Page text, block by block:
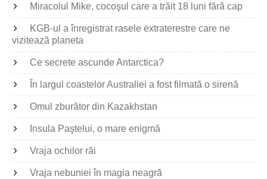
Miracolul Mike, cocoşul care a trăit 18 luni fără cap
KGB-ul a înregistrat rasele extraterestre care ne
vizitează planeta
Ce secrete ascunde Antarctica?
În largul coastelor Australiei a fost filmată o sirenă
Omul zburător din Kazakhstan
Insula Paştelui, o mare enigmă
Vraja ochilor răi
Vraja nebuniei în magia neagră